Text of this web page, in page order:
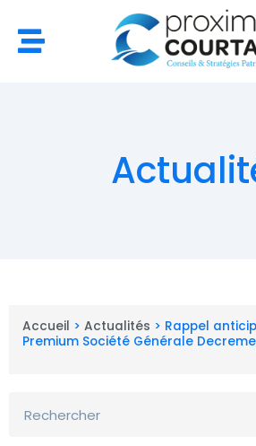
contenu
Accueil > Actualités > Rappel
Premium Société Générale